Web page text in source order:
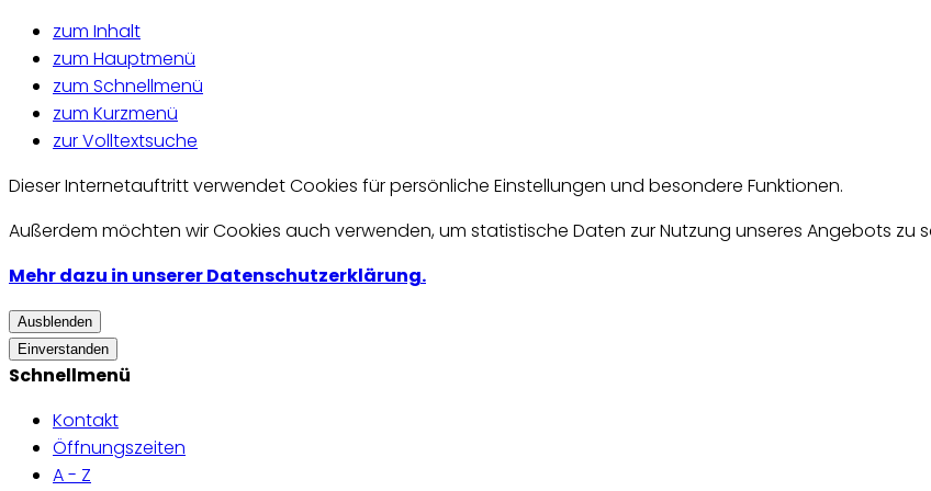
zum Inhalt
zum Hauptmenü
zum Schnellmenü
zum Kurzmenü
zur Volltextsuche
Dieser Internetauftritt verwendet Cookies für persönliche Einstellungen und besondere Funktionen.
Außerdem möchten wir Cookies auch verwenden, um statistische Daten zur Nutzung unseres Angebots zu
Mehr dazu in unserer Datenschutzerklärung.
Ausblenden
Einverstanden
Schnellmenü
Kontakt
Öffnungszeiten
A - Z